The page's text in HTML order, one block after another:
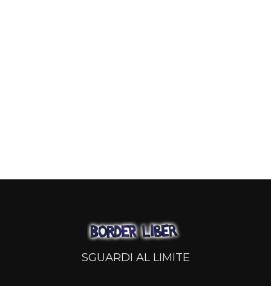
SGUARDI AL LIMITE